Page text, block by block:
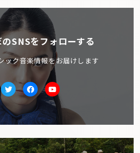
SNSをフォローする
ック音楽情報をお届けします
TwitterfacebookYoutube